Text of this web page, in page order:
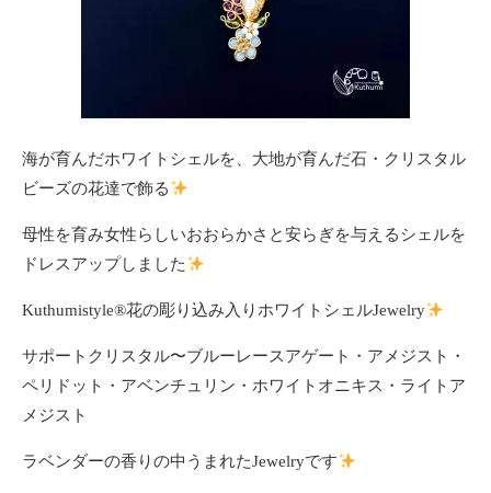
海が育んだホワイトシェルを、大地が育んだ石・クリスタル
ビーズの花達で飾る
母性を育み女性らしいおおらかさと安らぎを与えるシェルを
ドレスアップしました
Kuthumistyle®花の彫り込み入りホワイトシェルJewelry
サポートクリスタル〜ブルーレースアゲート・アメジスト・
ペリドット・アベンチュリン・ホワイトオニキス・ライトア
メジスト
ラベンダーの香りの中うまれたJewelryです